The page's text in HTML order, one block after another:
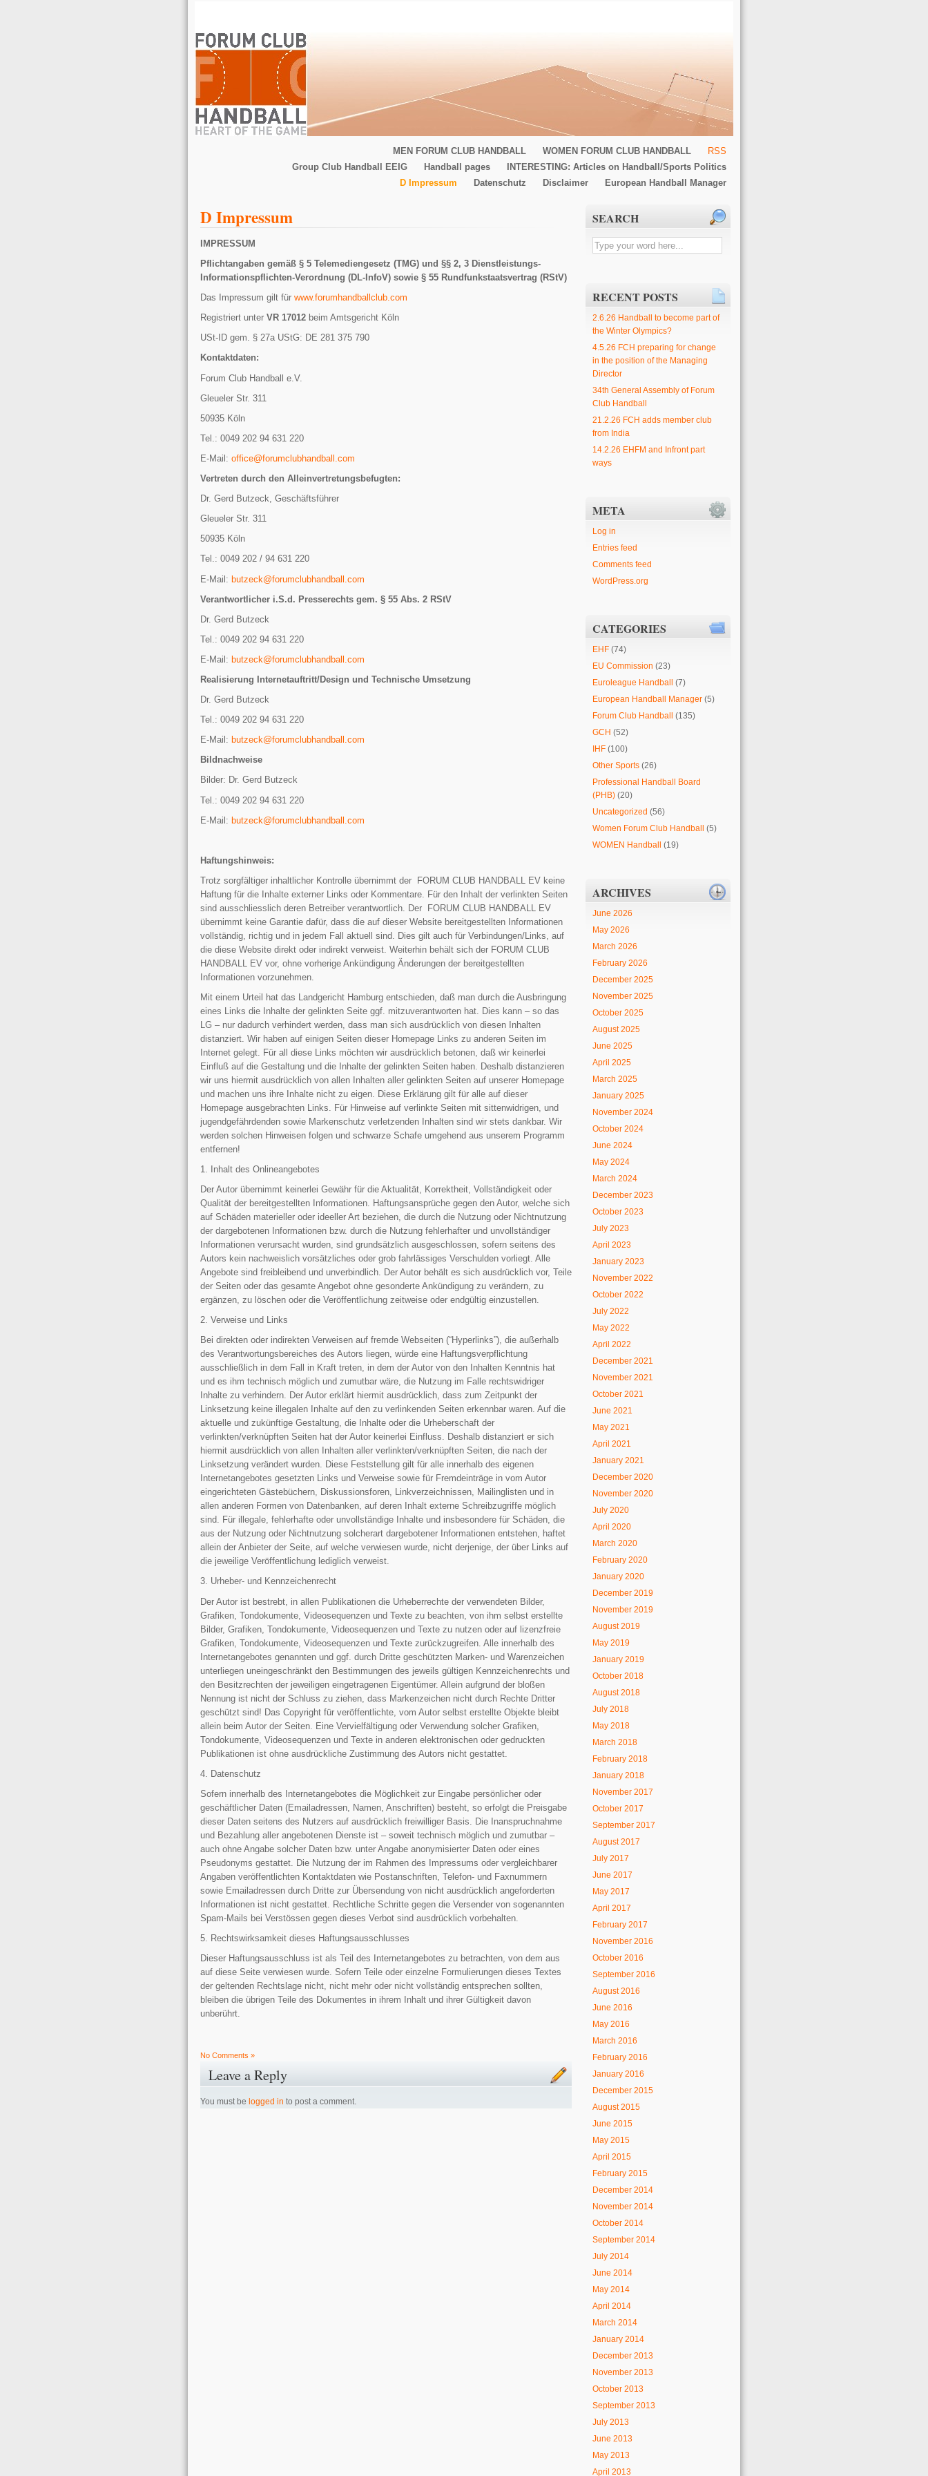
RSS
WOMEN FORUM CLUB HANDBALL
MEN FORUM CLUB HANDBALL
INTERESTING: Articles on Handball/Sports Politics
Handball pages
Group Club Handball EEIG
European Handball Manager
Disclaimer
Datenschutz
D Impressum
D Impressum
IMPRESSUM
Pflichtangaben gemäß § 5 Telemediengesetz (TMG) und §§ 2, 3 Dienstleistungs-
Informationspflichten-Verordnung (DL-InfoV) sowie § 55 Rundfunkstaatsvertrag (RStV)
Das Impressum gilt für www.forumhandballclub.com
Registriert unter VR 17012 beim Amtsgericht Köln
USt-ID gem. § 27a UStG: DE 281 375 790
Kontaktdaten:
Forum Club Handball e.V.
Gleueler Str. 311
50935 Köln
Tel.: 0049 202 94 631 220
E-Mail: office@forumclubhandball.com
Vertreten durch den Alleinvertretungsbefugten:
Dr. Gerd Butzeck, Geschäftsführer
Gleueler Str. 311
50935 Köln
Tel.: 0049 202 / 94 631 220
E-Mail: butzeck@forumclubhandball.com
Verantwortlicher i.S.d. Presserechts gem. § 55 Abs. 2 RStV
Dr. Gerd Butzeck
Tel.: 0049 202 94 631 220
E-Mail: butzeck@forumclubhandball.com
Realisierung Internetauftritt/Design und Technische Umsetzung
Dr. Gerd Butzeck
Tel.: 0049 202 94 631 220
E-Mail: butzeck@forumclubhandball.com
Bildnachweise
Bilder: Dr. Gerd Butzeck
Tel.: 0049 202 94 631 220
E-Mail: butzeck@forumclubhandball.com
Haftungshinweis:
Trotz sorgfältiger inhaltlicher Kontrolle übernimmt der FORUM CLUB HANDBALL EV keine
Haftung für die Inhalte externer Links oder Kommentare. Für den Inhalt der verlinkten Seiten
sind ausschliesslich deren Betreiber verantwortlich. Der FORUM CLUB HANDBALL EV
übernimmt keine Garantie dafür, dass die auf dieser Website bereitgestellten Informationen
vollständig, richtig und in jedem Fall aktuell sind. Dies gilt auch für Verbindungen/Links, auf
die diese Website direkt oder indirekt verweist. Weiterhin behält sich der FORUM CLUB
HANDBALL EV vor, ohne vorherige Ankündigung Änderungen der bereitgestellten
Informationen vorzunehmen.
Mit einem Urteil hat das Landgericht Hamburg entschieden, daß man durch die Ausbringung
eines Links die Inhalte der gelinkten Seite ggf. mitzuverantworten hat. Dies kann – so das
LG – nur dadurch verhindert werden, dass man sich ausdrücklich von diesen Inhalten
distanziert. Wir haben auf einigen Seiten dieser Homepage Links zu anderen Seiten im
Internet gelegt. Für all diese Links möchten wir ausdrücklich betonen, daß wir keinerlei
Einfluß auf die Gestaltung und die Inhalte der gelinkten Seiten haben. Deshalb distanzieren
wir uns hiermit ausdrücklich von allen Inhalten aller gelinkten Seiten auf unserer Homepage
und machen uns ihre Inhalte nicht zu eigen. Diese Erklärung gilt für alle auf dieser
Homepage ausgebrachten Links. Für Hinweise auf verlinkte Seiten mit sittenwidrigen, und
jugendgefährdenden sowie Markenschutz verletzenden Inhalten sind wir stets dankbar. Wir
werden solchen Hinweisen folgen und schwarze Schafe umgehend aus unserem Programm
entfernen!
1. Inhalt des Onlineangebotes
Der Autor übernimmt keinerlei Gewähr für die Aktualität, Korrektheit, Vollständigkeit oder
Qualität der bereitgestellten Informationen. Haftungsansprüche gegen den Autor, welche sich
auf Schäden materieller oder ideeller Art beziehen, die durch die Nutzung oder Nichtnutzung
der dargebotenen Informationen bzw. durch die Nutzung fehlerhafter und unvollständiger
Informationen verursacht wurden, sind grundsätzlich ausgeschlossen, sofern seitens des
Autors kein nachweislich vorsätzliches oder grob fahrlässiges Verschulden vorliegt. Alle
Angebote sind freibleibend und unverbindlich. Der Autor behält es sich ausdrücklich vor, Teile
der Seiten oder das gesamte Angebot ohne gesonderte Ankündigung zu verändern, zu
ergänzen, zu löschen oder die Veröffentlichung zeitweise oder endgültig einzustellen.
2. Verweise und Links
Bei direkten oder indirekten Verweisen auf fremde Webseiten (“Hyperlinks”), die außerhalb
des Verantwortungsbereiches des Autors liegen, würde eine Haftungsverpflichtung
ausschließlich in dem Fall in Kraft treten, in dem der Autor von den Inhalten Kenntnis hat
und es ihm technisch möglich und zumutbar wäre, die Nutzung im Falle rechtswidriger
Inhalte zu verhindern. Der Autor erklärt hiermit ausdrücklich, dass zum Zeitpunkt der
Linksetzung keine illegalen Inhalte auf den zu verlinkenden Seiten erkennbar waren. Auf die
aktuelle und zukünftige Gestaltung, die Inhalte oder die Urheberschaft der
verlinkten/verknüpften Seiten hat der Autor keinerlei Einfluss. Deshalb distanziert er sich
hiermit ausdrücklich von allen Inhalten aller verlinkten/verknüpften Seiten, die nach der
Linksetzung verändert wurden. Diese Feststellung gilt für alle innerhalb des eigenen
Internetangebotes gesetzten Links und Verweise sowie für Fremdeinträge in vom Autor
eingerichteten Gästebüchern, Diskussionsforen, Linkverzeichnissen, Mailinglisten und in
allen anderen Formen von Datenbanken, auf deren Inhalt externe Schreibzugriffe möglich
sind. Für illegale, fehlerhafte oder unvollständige Inhalte und insbesondere für Schäden, die
aus der Nutzung oder Nichtnutzung solcherart dargebotener Informationen entstehen, haftet
allein der Anbieter der Seite, auf welche verwiesen wurde, nicht derjenige, der über Links auf
die jeweilige Veröffentlichung lediglich verweist.
3. Urheber- und Kennzeichenrecht
Der Autor ist bestrebt, in allen Publikationen die Urheberrechte der verwendeten Bilder,
Grafiken, Tondokumente, Videosequenzen und Texte zu beachten, von ihm selbst erstellte
Bilder, Grafiken, Tondokumente, Videosequenzen und Texte zu nutzen oder auf lizenzfreie
Grafiken, Tondokumente, Videosequenzen und Texte zurückzugreifen. Alle innerhalb des
Internetangebotes genannten und ggf. durch Dritte geschützten Marken- und Warenzeichen
unterliegen uneingeschränkt den Bestimmungen des jeweils gültigen Kennzeichenrechts und
den Besitzrechten der jeweiligen eingetragenen Eigentümer. Allein aufgrund der bloßen
Nennung ist nicht der Schluss zu ziehen, dass Markenzeichen nicht durch Rechte Dritter
geschützt sind! Das Copyright für veröffentlichte, vom Autor selbst erstellte Objekte bleibt
allein beim Autor der Seiten. Eine Vervielfältigung oder Verwendung solcher Grafiken,
Tondokumente, Videosequenzen und Texte in anderen elektronischen oder gedruckten
Publikationen ist ohne ausdrückliche Zustimmung des Autors nicht gestattet.
4. Datenschutz
Sofern innerhalb des Internetangebotes die Möglichkeit zur Eingabe persönlicher oder
geschäftlicher Daten (Emailadressen, Namen, Anschriften) besteht, so erfolgt die Preisgabe
dieser Daten seitens des Nutzers auf ausdrücklich freiwilliger Basis. Die Inanspruchnahme
und Bezahlung aller angebotenen Dienste ist – soweit technisch möglich und zumutbar –
auch ohne Angabe solcher Daten bzw. unter Angabe anonymisierter Daten oder eines
Pseudonyms gestattet. Die Nutzung der im Rahmen des Impressums oder vergleichbarer
Angaben veröffentlichten Kontaktdaten wie Postanschriften, Telefon- und Faxnummern
sowie Emailadressen durch Dritte zur Übersendung von nicht ausdrücklich angeforderten
Informationen ist nicht gestattet. Rechtliche Schritte gegen die Versender von sogenannten
Spam-Mails bei Verstössen gegen dieses Verbot sind ausdrücklich vorbehalten.
5. Rechtswirksamkeit dieses Haftungsausschlusses
Dieser Haftungsausschluss ist als Teil des Internetangebotes zu betrachten, von dem aus
auf diese Seite verwiesen wurde. Sofern Teile oder einzelne Formulierungen dieses Textes
der geltenden Rechtslage nicht, nicht mehr oder nicht vollständig entsprechen sollten,
bleiben die übrigen Teile des Dokumentes in ihrem Inhalt und ihrer Gültigkeit davon
unberührt.
No Comments »
Leave a Reply
You must be logged in to post a comment.
SEARCH
RECENT POSTS
2.6.26 Handball to become part of
the Winter Olympics?
4.5.26 FCH preparing for change
in the position of the Managing
Director
34th General Assembly of Forum
Club Handball
21.2.26 FCH adds member club
from India
14.2.26 EHFM and Infront part
ways
META
Log in
Entries feed
Comments feed
WordPress.org
CATEGORIES
EHF (74)
EU Commission (23)
Euroleague Handball (7)
European Handball Manager (5)
Forum Club Handball (135)
GCH (52)
IHF (100)
Other Sports (26)
Professional Handball Board
(PHB) (20)
Uncategorized (56)
Women Forum Club Handball (5)
WOMEN Handball (19)
ARCHIVES
June 2026
May 2026
March 2026
February 2026
December 2025
November 2025
October 2025
August 2025
June 2025
April 2025
March 2025
January 2025
November 2024
October 2024
June 2024
May 2024
March 2024
December 2023
October 2023
July 2023
April 2023
January 2023
November 2022
October 2022
July 2022
May 2022
April 2022
December 2021
November 2021
October 2021
June 2021
May 2021
April 2021
January 2021
December 2020
November 2020
July 2020
April 2020
March 2020
February 2020
January 2020
December 2019
November 2019
August 2019
May 2019
January 2019
October 2018
August 2018
July 2018
May 2018
March 2018
February 2018
January 2018
November 2017
October 2017
September 2017
August 2017
July 2017
June 2017
May 2017
April 2017
February 2017
November 2016
October 2016
September 2016
August 2016
June 2016
May 2016
March 2016
February 2016
January 2016
December 2015
August 2015
June 2015
May 2015
April 2015
February 2015
December 2014
November 2014
October 2014
September 2014
July 2014
June 2014
May 2014
April 2014
March 2014
January 2014
December 2013
November 2013
October 2013
September 2013
July 2013
June 2013
May 2013
April 2013